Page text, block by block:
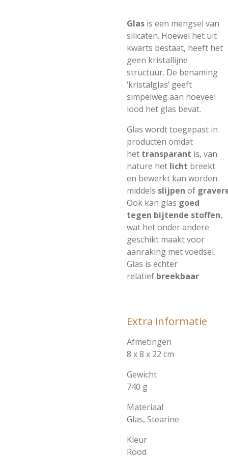
Glas is een mengsel van
silicaten. Hoewel het uit
kwarts bestaat, heeft het
geen kristallijne
structuur. De benaming
‘kristalglas’ geeft
simpelweg aan hoeveel
lood het glas bevat.
Glas wordt toegepast in
producten omdat
het transparant is, van
nature het licht breekt
en bewerkt kan worden
middels slijpen of
Ook kan glas goed
tegen bijtende stoffen,
wat het onder andere
geschikt maakt voor
aanraking met voedsel.
Glas is echter
relatief breekbaar
Extra informatie
Afmetingen
8 x 8 x 22 cm
Gewicht
740 g
Materiaal
Glas, Stearine
Kleur
Rood